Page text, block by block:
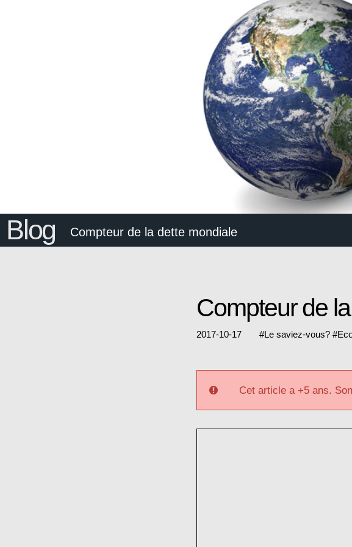
Blog Compteur de la dette mondiale
Compteur de
2017-10-17 #Le saviez-vous? #
Cet article a +5 ans.